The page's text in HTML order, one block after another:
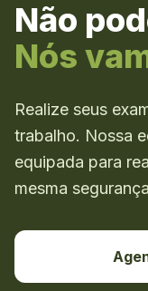
Não
Nós
Realize seus
trabalho. Nossa
equipada para
mesma